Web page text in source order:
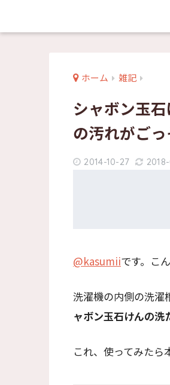
ホーム 雑記
シャボン玉
の汚れがご
2014-10-27
@kasumiiです。こ
洗濯機の内側の洗濯
ャボン玉石けんの洗
これ、使ってみたら